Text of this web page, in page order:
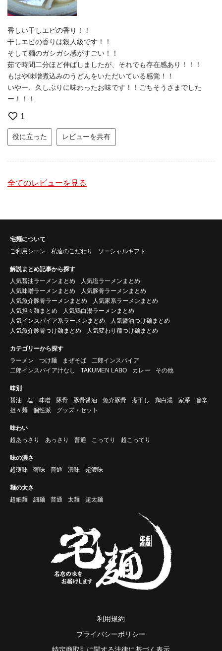
香しい干しエビの香り！！
干しエビの香りは殺人級です！！
そして麺のガシガシ感がすごい！！
茹で時間二分ほど伸ばしましたが、それでも存在感あり！！！
もはや味噌煮込みのうどんをいただいている感覚！！
いやー、久しぶりに味わったお味です！！ごちそうさまでした
ー！！！
1
役に立った レビューを共有
全てのレビューを見る
宅麺について
ご利用シーン
私達のこだわり ソーシャルギフト
解説まとめ記事から探す
人気醤油ラーメンまとめ
人気塩ラーメンまとめ
人気味噌ラーメンまとめ
人気豚骨ラーメンまとめ
人気魚介豚骨ラーメンまとめ
人気家系ラーメンまとめ
人気担々麺まとめ
人気鶏白湯ラーメンまとめ
人気インスパイア系ラーメンまとめ
人気醤油つけ麺まとめ
人気魚介豚骨つけ麺まとめ
人気変わり種つけ麺まとめ
カテゴリーから探す
ラーメン
つけ麺 まぜそば
二郎インスパイア
二郎インスパイア汁なし
TAKUMEN LABO カレー その他
味別
醤油
塩 味噌 豚骨 豚骨醤油 魚介豚骨 煮干し 鶏白湯 家系
旨辛
担々麺
個性派 グッズ・セット
味わい
超あっさり
あっさり 普通 こってり 超こってり
味の濃さ
超薄味
薄味 普通 濃味 超濃味
麺の太さ
超細麺
細麺 普通 太麺 超太麺
利用規約
プライバシーポリシー
特定商取引に関する法律に基づく表示